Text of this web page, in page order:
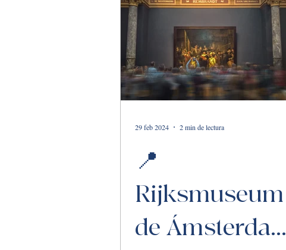
📍
Rijksmuseum
de Ámsterdam:
29 feb 2024 2 min de lectura